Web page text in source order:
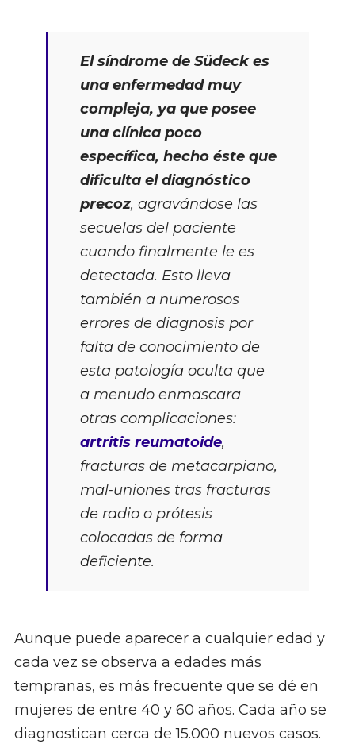
El síndrome de Südeck es
una enfermedad muy
compleja, ya que posee
una clínica poco
específica, hecho éste que
dificulta el diagnóstico
precoz, agravándose las
secuelas del paciente
cuando finalmente le es
detectada. Esto lleva
también a numerosos
errores de diagnosis por
falta de conocimiento de
esta patología oculta que
a menudo enmascara
otras complicaciones:
artritis reumatoide,
fracturas de metacarpiano,
mal-uniones tras fracturas
de radio o prótesis
colocadas de forma
deficiente.
Aunque puede aparecer a cualquier edad y
cada vez se observa a edades más
tempranas, es más frecuente que se dé en
mujeres de entre 40 y 60 años. Cada año se
diagnostican cerca de 15.000 nuevos casos.